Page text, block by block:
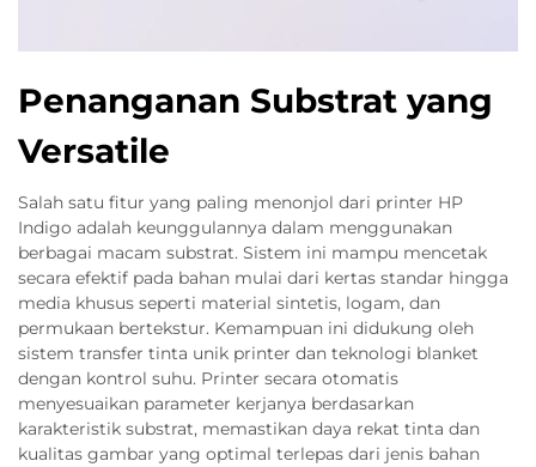
Penanganan Substrat yang
Versatile
Salah satu fitur yang paling menonjol dari printer HP
Indigo adalah keunggulannya dalam menggunakan
berbagai macam substrat. Sistem ini mampu mencetak
secara efektif pada bahan mulai dari kertas standar hingga
media khusus seperti material sintetis, logam, dan
permukaan bertekstur. Kemampuan ini didukung oleh
sistem transfer tinta unik printer dan teknologi blanket
dengan kontrol suhu. Printer secara otomatis
menyesuaikan parameter kerjanya berdasarkan
karakteristik substrat, memastikan daya rekat tinta dan
kualitas gambar yang optimal terlepas dari jenis bahan